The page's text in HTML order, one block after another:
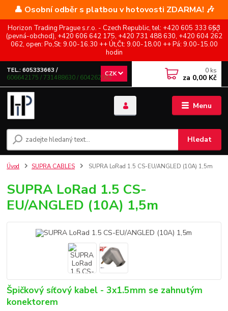
👤 Osobní odběr s platbou v hotovosti ZDARMA! 🎶
Horizon Trading Prague s.r.o. - Czech Republic, tel: +420 605 333 663
(pevná-obchod), +420 606 642 175, +420 731 488 630, +420 604 262
062, open: Po,St: 9.00-16.30 ++ Út,Čt: 9.00-18.00 ++ Pá: 9.00-15.00
hodin
Menu
CZK
Hledat
TEL.: 605333663 /
606642175 / 731488630 / 604262062
0 ks
za 0,00 Kč
Úvod SUPRA CABLES SUPRA LoRad 1.5 CS-EU/ANGLED (10A) 1,5m
SUPRA LoRad 1.5 CS-
EU/ANGLED (10A) 1,5m
Špičkový síťový kabel - 3x1.5mm se zahnutým
konektorem